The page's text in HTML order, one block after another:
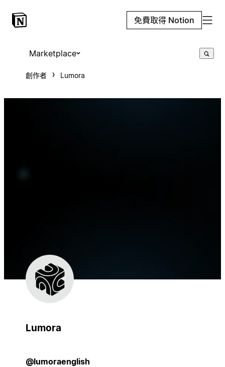
免費取得 Notion
Marketplace
創作者 Lumora
Lumora
@lumoraenglish